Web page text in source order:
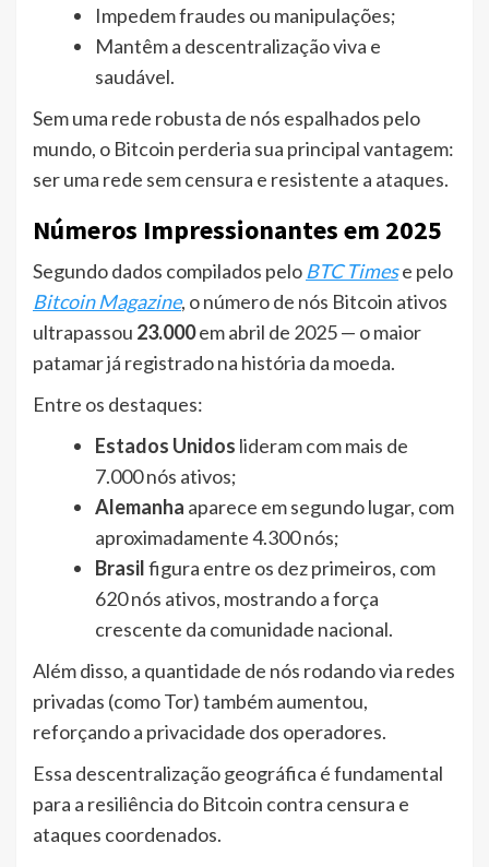
Impedem fraudes ou manipulações;
Mantêm a descentralização viva e
saudável.
Sem uma rede robusta de nós espalhados pelo
mundo, o Bitcoin perderia sua principal vantagem:
ser uma rede sem censura e resistente a ataques.
Números Impressionantes em 2025
Segundo dados compilados peloBTC Timese pelo
Bitcoin Magazine, o número de nós Bitcoin ativos
ultrapassou 23.000em abril de 2025 — o maior
patamar já registrado na história da moeda.
Entre os destaques:
Estados Unidos lideram com mais de
7.000 nós ativos;
Alemanha aparece em segundo lugar, com
aproximadamente 4.300 nós;
Brasilfigura entre os dez primeiros, com
620 nós ativos, mostrando a força
crescente da comunidade nacional.
Além disso, a quantidade de nós rodando via redes
privadas (como Tor) também aumentou,
reforçando a privacidade dos operadores.
Essa descentralização geográfica é fundamental
para a resiliência do Bitcoin contra censura e
ataques coordenados.